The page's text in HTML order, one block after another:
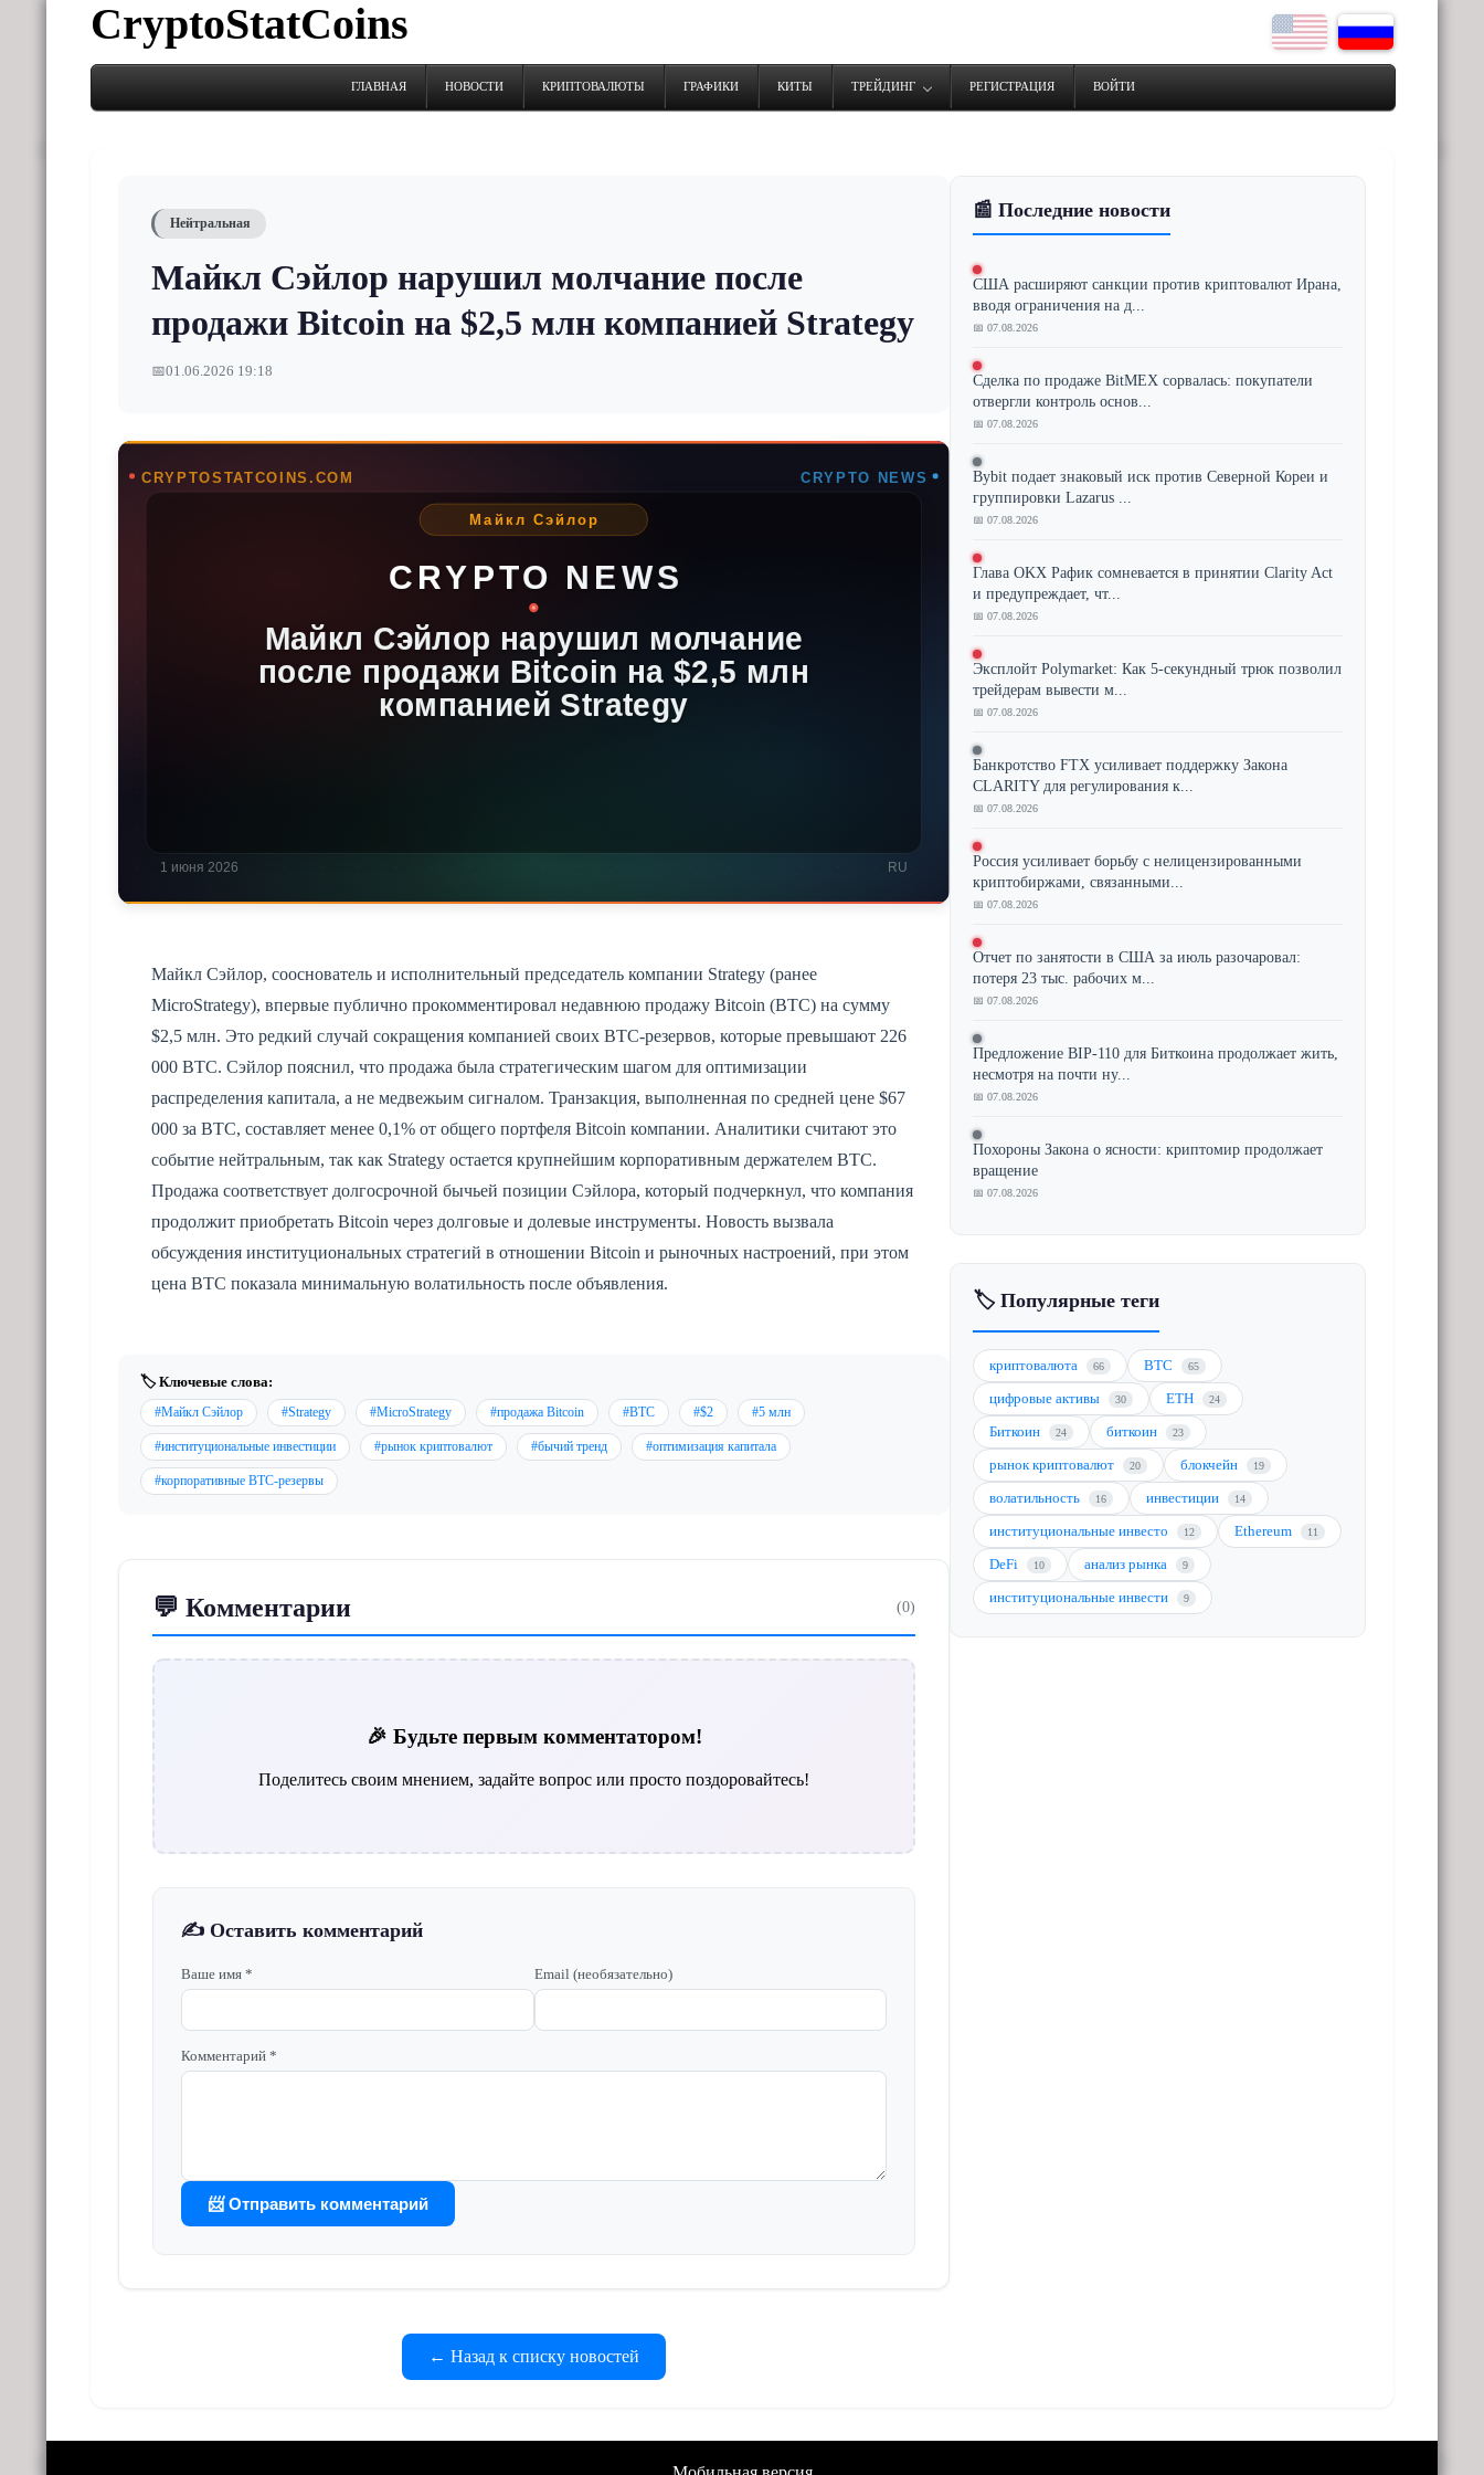
CryptoStatCoins
ГЛАВНАЯ НОВОСТИ КРИПТОВАЛЮТЫ ГРАФИКИ КИТЫ ТРЕЙДИНГ РЕГИСТРАЦИЯ ВОЙТИ
Нейтральная
Майкл Сэйлор нарушил молчание после
продажи Bitcoin на $2,5 млн компанией Strategy
📅01.06.2026 19:18
Майкл Сэйлор, сооснователь и исполнительный председатель компании Strategy (ранее
MicroStrategy), впервые публично прокомментировал недавнюю продажу Bitcoin (BTC) на сумму
$2,5 млн. Это редкий случай сокращения компанией своих BTC-резервов, которые превышают 226
000 BTC. Сэйлор пояснил, что продажа была стратегическим шагом для оптимизации
распределения капитала, а не медвежьим сигналом. Транзакция, выполненная по средней цене $67
000 за BTC, составляет менее 0,1% от общего портфеля Bitcoin компании. Аналитики считают это
событие нейтральным, так как Strategy остается крупнейшим корпоративным держателем BTC.
Продажа соответствует долгосрочной бычьей позиции Сэйлора, который подчеркнул, что компания
продолжит приобретать Bitcoin через долговые и долевые инструменты. Новость вызвала
обсуждения институциональных стратегий в отношении Bitcoin и рыночных настроений, при этом
цена BTC показала минимальную волатильность после объявления.
🏷️ Ключевые слова:
#Майкл Сэйлор #Strategy #MicroStrategy #продажа Bitcoin #BTC #$2 #5 млн
#институциональные инвестиции #рынок криптовалют #бычий тренд #оптимизация капитала
#корпоративные BTC-резервы
💬 Комментарии (0)
🎉 Будьте первым комментатором!
Поделитесь своим мнением, задайте вопрос или просто поздоровайтесь!
✍️ Оставить комментарий
Ваше имя * Email (необязательно)
Комментарий *
📨 Отправить комментарий
← Назад к списку новостей
📰 Последние новости
США расширяют санкции против криптовалют Ирана,
вводя ограничения на д...
📅 07.08.2026
Сделка по продаже BitMEX сорвалась: покупатели
отвергли контроль основ...
📅 07.08.2026
Bybit подает знаковый иск против Северной Кореи и
группировки Lazarus ...
📅 07.08.2026
Глава OKX Рафик сомневается в принятии Clarity Act
и предупреждает, чт...
📅 07.08.2026
Эксплойт Polymarket: Как 5-секундный трюк позволил
трейдерам вывести м...
📅 07.08.2026
Банкротство FTX усиливает поддержку Закона
CLARITY для регулирования к...
📅 07.08.2026
Россия усиливает борьбу с нелицензированными
криптобиржами, связанными...
📅 07.08.2026
Отчет по занятости в США за июль разочаровал:
потеря 23 тыс. рабочих м...
📅 07.08.2026
Предложение BIP-110 для Биткоина продолжает жить,
несмотря на почти ну...
📅 07.08.2026
Похороны Закона о ясности: криптомир продолжает
вращение
📅 07.08.2026
🏷️ Популярные теги
криптовалюта 66 BTC 65
цифровые активы 30 ETH 24
Биткоин 24 биткоин 23
рынок криптовалют 20 блокчейн 19
волатильность 16 инвестиции 14
институциональные инвесто 12 Ethereum 11
DeFi 10 анализ рынка 9
институциональные инвести 9